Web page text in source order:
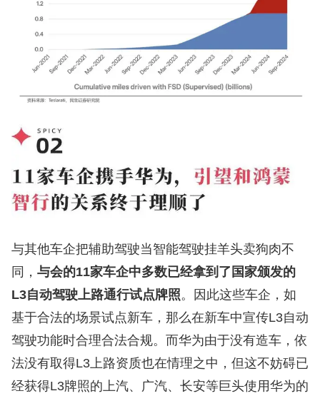
与其他车企把辅助驾驶当智能驾驶挂羊头卖狗肉不
同， 与会的11家车企中多数已经拿到了国家颁发的
L3自动驾驶上路通行试点牌照。因此这些车企，如
基于合法的场景试点新车，那么在新车中宣传L3自动
驾驶功能时合理合法合规。而华为由于没有造车，依
法没有取得L3上路资质也在情理之中，但这不妨碍已
经获得L3牌照的上汽、广汽、长安等巨头使用华为的